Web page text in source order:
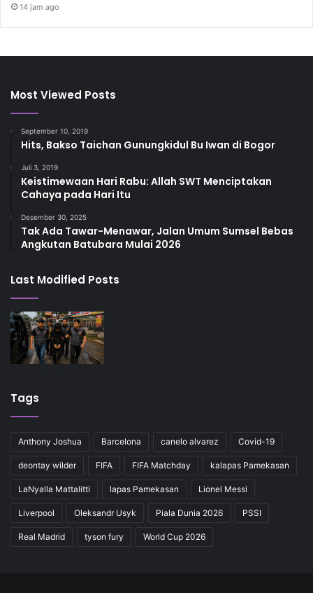
14 jam ago
Most Viewed Posts
September 10, 2019
Hits, Bakso Taichan Gunungkidul Bu Iwan di Bogor
Juli 3, 2019
Keistimewaan Hari Rabu: Allah SWT Menciptakan
Cahaya pada Hari Itu
Desember 30, 2025
Tak Ada Tawar-Menawar, Jalan Umum Sumsel Bebas
Angkutan Batubara Mulai 2026
Last Modified Posts
Tags
Anthony Joshua Barcelona canelo alvarez Covid-19
deontay wilder FIFA FIFA Matchday kalapas Pamekasan
LaNyalla Mattalitti lapas Pamekasan Lionel Messi
Liverpool Oleksandr Usyk Piala Dunia 2026 PSSI
Real Madrid tyson fury World Cup 2026